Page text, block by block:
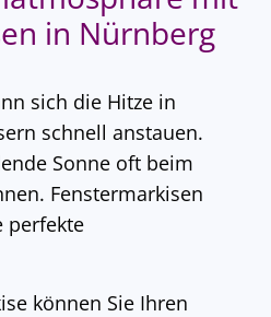
in Nürnberg
sich die Hitze in
schnell anstauen.
Sonne oft beim
Fenstermarkisen
perfekte
können Sie Ihren